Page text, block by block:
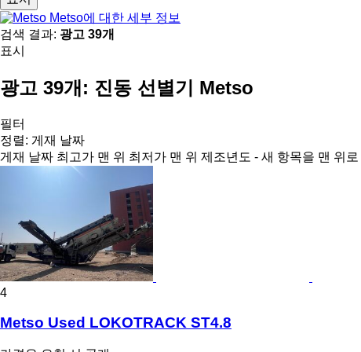
Metso에 대한 세부 정보
검색 결과: 광고 39개
표시
광고 39개: 진동 선별기 Metso
필터
정렬: 게재 날짜
게재 날짜 최고가 맨 위 최저가 맨 위 제조년도 - 새 항목을 맨 위로
4
Metso Used LOKOTRACK ST4.8